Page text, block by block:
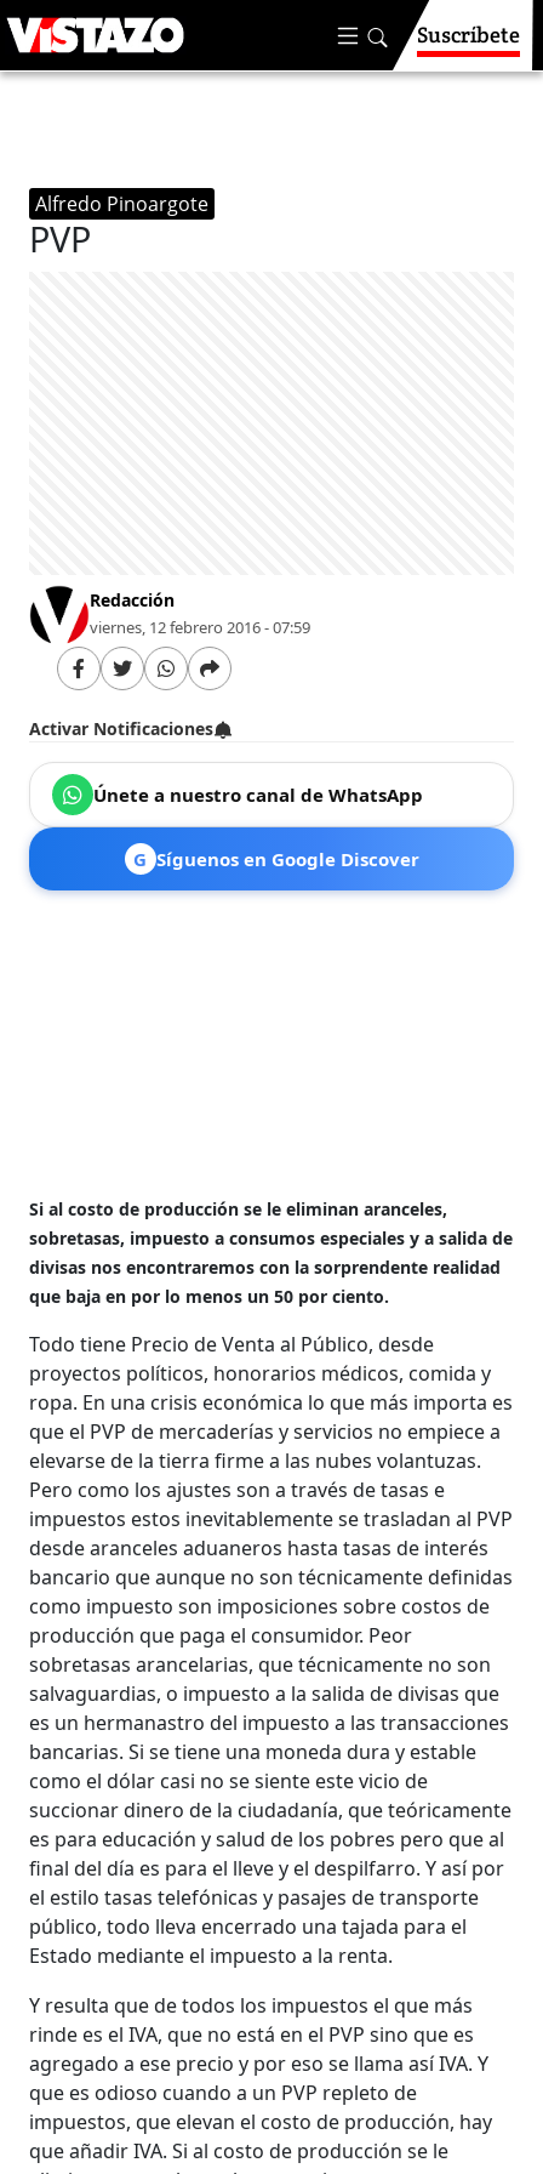
Suscríbete
Alfredo Pinoargote
PVP
Redacción
viernes, 12 febrero 2016 - 07:59
Activar Notificaciones
Únete a nuestro canal de WhatsApp
G Síguenos en Google Discover
Si al costo de producción se le eliminan aranceles,
sobretasas, impuesto a consumos especiales y a salida de
divisas nos encontraremos con la sorprendente realidad
que baja en por lo menos un 50 por ciento.
Todo tiene Precio de Venta al Público, desde
proyectos políticos, honorarios médicos, comida y
ropa. En una crisis económica lo que más importa es
que el PVP de mercaderías y servicios no empiece a
elevarse de la tierra firme a las nubes volantuzas.
Pero como los ajustes son a través de tasas e
impuestos estos inevitablemente se trasladan al PVP
desde aranceles aduaneros hasta tasas de interés
bancario que aunque no son técnicamente definidas
como impuesto son imposiciones sobre costos de
producción que paga el consumidor. Peor
sobretasas arancelarias, que técnicamente no son
salvaguardias, o impuesto a la salida de divisas que
es un hermanastro del impuesto a las transacciones
bancarias. Si se tiene una moneda dura y estable
como el dólar casi no se siente este vicio de
succionar dinero de la ciudadanía, que teóricamente
es para educación y salud de los pobres pero que al
final del día es para el lleve y el despilfarro. Y así por
el estilo tasas telefónicas y pasajes de transporte
público, todo lleva encerrado una tajada para el
Estado mediante el impuesto a la renta.
Y resulta que de todos los impuestos el que más
rinde es el IVA, que no está en el PVP sino que es
agregado a ese precio y por eso se llama así IVA. Y
que es odioso cuando a un PVP repleto de
impuestos, que elevan el costo de producción, hay
que añadir IVA. Si al costo de producción se le